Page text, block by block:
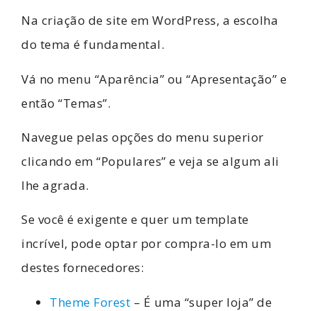
Na criação de site em WordPress, a escolha
do tema é fundamental.
Vá no menu “Aparência” ou “Apresentação” e
então “Temas”.
Navegue pelas opções do menu superior
clicando em “Populares” e veja se algum ali
lhe agrada.
Se você é exigente e quer um template
incrível, pode optar por compra-lo em um
destes fornecedores:
Theme Forest – É uma “super loja” de